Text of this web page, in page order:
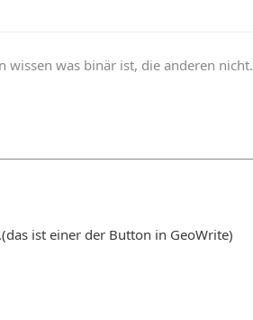
wissen was binär ist, die anderen nicht.
ist einer der Button in GeoWrite)